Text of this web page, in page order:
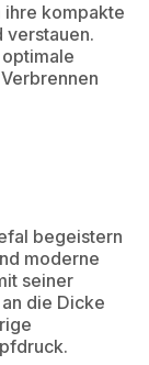
kompakte
verstauen.
begeistern
moderne
seiner
die Dicke